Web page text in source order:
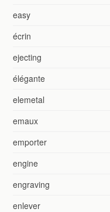
easy
écrin
ejecting
élégante
elemetal
emaux
emporter
engine
engraving
enlever